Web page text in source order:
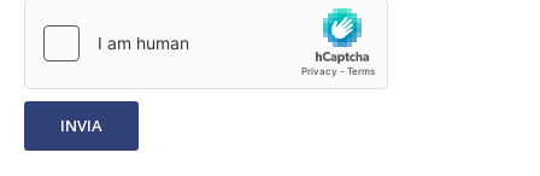
INVIA